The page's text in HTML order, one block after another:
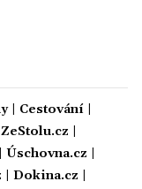
| Cestování|
ZeStolu.cz
Úschovna.cz
Dokina.cz